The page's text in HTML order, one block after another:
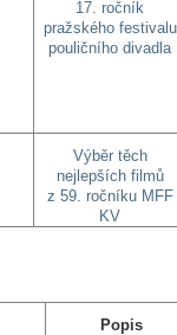
17. ročník
pražského festivalu
pouličního divadla
Výběr těch
nejlepších filmů
z 59. ročníku MFF
KV
Popis